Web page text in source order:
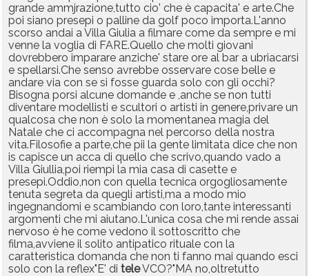
grande ammjrazione,tutto cio' che è capacita' e arte.Che
poi siano presepi o palline da golf poco importa.L'anno
scorso andai a Villa Giulia a filmare come da sempre e mi
venne la voglia di FARE.Quello che molti giovani
dovrebbero imparare anziche' stare ore al bar a ubriacarsi
e spellarsi.Che senso avrebbe osservare cose belle e
andare via con se si fosse guarda solo con gli occhi?
Bisogna porsi alcune domande e ,anche se non tutti
diventare modellisti e scultori o artisti in genere,privare un
qualcosa che non è solo la momentanea magia del
Natale che ci accompagna nel percorso della nostra
vita.Filosofie a parte,che pii la gente limitata dice che non
is capisce un acca di quello che scrivo,quando vado a
Villa Giullia,poi riempi la mia casa di casette e
presepi.Oddio,non con quella tecnica orgogliosamente
tenuta segreta da quegli artisti,ma a modo mio
ingegnandomi e scambiando con loro,tante interessanti
argomenti che mi aiutano.L'unica cosa che mi rende assai
nervoso è he come vedono il sottoscritto che
filma,avviene il solito antipatico rituale con la
caratteristica domanda che non ti fanno mai quando esci
solo con la reflex"E' di teleVCO?"MA no,oltretutto